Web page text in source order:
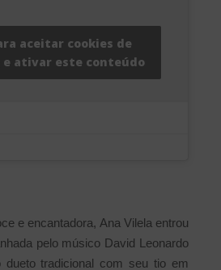
aceitar cookies de
ativar este conteúdo
e encantadora, Ana Vilela entrou
pelo músico David Leonardo
tradicional com seu tio em